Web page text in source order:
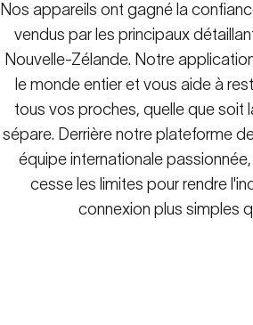
Nos appareils ont gagné la
vendus par les principaux
Nouvelle-Zélande. Notre
le monde entier et vous aide à
tous vos proches, quelle que soit
sépare. Derrière notre plateforme
équipe internationale
cesse les limites pour rendre
connexion plus simples